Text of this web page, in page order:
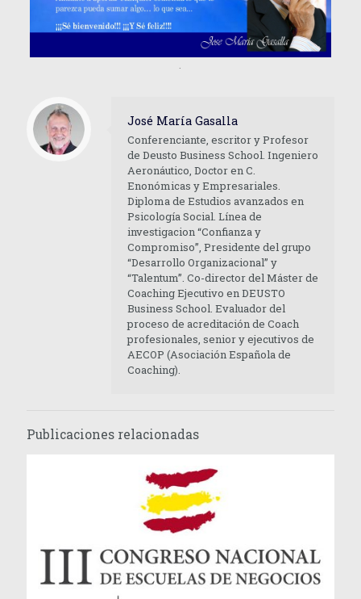
.
José María Gasalla
Conferenciante, escritor y Profesor
de Deusto Business School. Ingeniero
Aeronáutico, Doctor en C.
Enonómicas y Empresariales.
Diploma de Estudios avanzados en
Psicología Social. Línea de
investigacion “Confianza y
Compromiso”, Presidente del grupo
“Desarrollo Organizacional” y
“Talentum”. Co-director del Máster de
Coaching Ejecutivo en DEUSTO
Business School. Evaluador del
proceso de acreditación de Coach
profesionales, senior y ejecutivos de
AECOP (Asociación Española de
Coaching).
Publicaciones relacionadas